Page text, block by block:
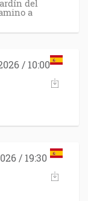
del
a
/ 10:00
/ 19:30